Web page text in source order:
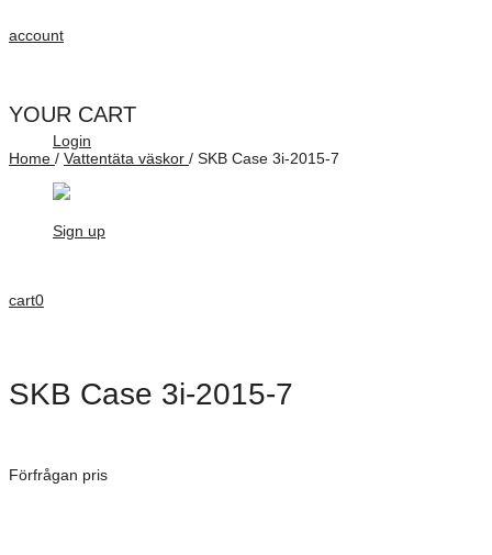
account
Login
Sign up
cart0
YOUR CART
Home / Vattentäta väskor / SKB Case 3i-2015-7
SKB Case 3i-2015-7
Förfrågan pris